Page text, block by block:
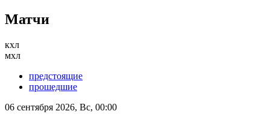
Матчи
кхл
мхл
предстоящие
прошедшие
06 сентября 2026, Вс, 00:00